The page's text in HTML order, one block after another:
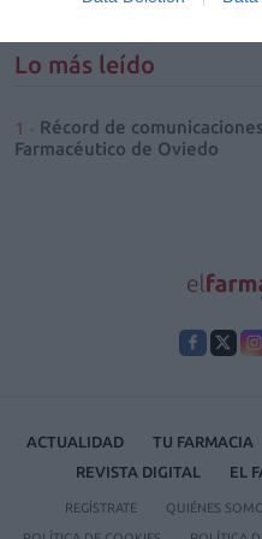
Lo más leído
Récord de
Farmacéutico de Oviedo
ACTUALIDAD TU FARMACIA
REVISTA DIGITAL
EL
REGÍSTRATE QUIÉNES